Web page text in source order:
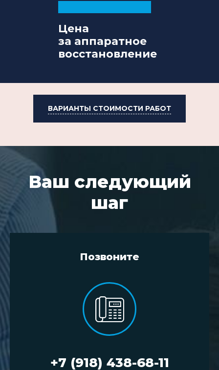
Цена
за аппаратное
восстановление
ВАРИАНТЫ СТОИМОСТИ РАБОТ
Ваш следующий
шаг
Позвоните
+7 (918) 438-68-11